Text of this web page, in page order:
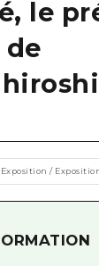
Guide
Vidéo
le
Exposition /